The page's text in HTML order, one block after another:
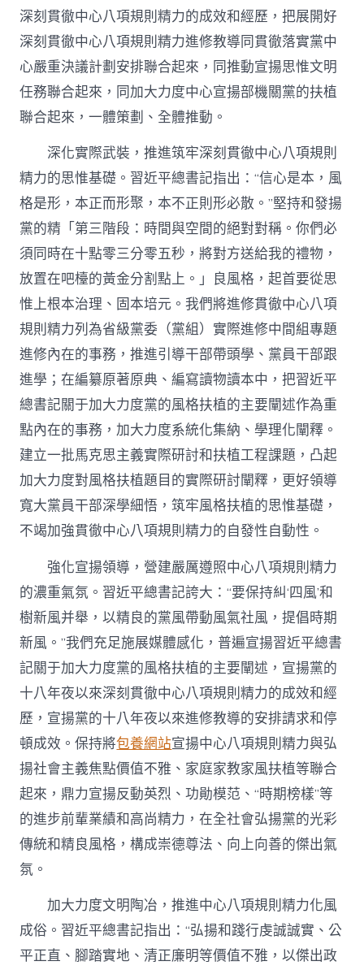
深刻貫徹中心八項規則精力的成效和經歷，把展開好
深刻貫徹中心八項規則精力進修教導同貫徹落實黨中
心嚴重決議計劃安排聯合起來，同推動宣揚思惟文明
任務聯合起來，同加大力度中心宣揚部機關黨的扶植
聯合起來，一體策劃、全體推動。
深化實際武裝，推進筑牢深刻貫徹中心八項規則
精力的思惟基礎。習近平總書記指出：“信心是本，風
格是形，本正而形聚，本不正則形必散。”堅持和發揚
黨的精「第三階段：時間與空間的絕對對稱。你們必
須同時在十點零三分零五秒，將對方送給我的禮物，
放置在吧檯的黃金分割點上。」良風格，起首要從思
惟上根本治理、固本培元。我們將進修貫徹中心八項
規則精力列為省級黨委（黨組）實際進修中間組專題
進修內在的事務，推進引導干部帶頭學、黨員干部跟
進學；在編纂原著原典、編寫讀物讀本中，把習近平
總書記關于加大力度黨的風格扶植的主要闡述作為重
點內在的事務，加大力度系統化集納、學理化闡釋。
建立一批馬克思主義實際研討和扶植工程課題，凸起
加大力度對風格扶植題目的實際研討闡釋，更好領導
寬大黨員干部深學細悟，筑牢風格扶植的思惟基礎，
不竭加強貫徹中心八項規則精力的自發性自動性。
強化宣揚領導，營建嚴厲遵照中心八項規則精力
的濃重氣氛。習近平總書記誇大：“要保持糾‘四風’和
樹新風并舉，以精良的黨風帶動風氣社風，提倡時期
新風。”我們充足施展媒體感化，普遍宣揚習近平總書
記關于加大力度黨的風格扶植的主要闡述，宣揚黨的
十八年夜以來深刻貫徹中心八項規則精力的成效和經
歷，宣揚黨的十八年夜以來進修教導的安排請求和停
頓成效。保持將包養網站宣揚中心八項規則精力與弘
揚社會主義焦點價值不雅、家庭家教家風扶植等聯合
起來，鼎力宣揚反動英烈、功勛模范、“時期榜樣”等
的進步前輩業績和高尚精力，在全社會弘揚黨的光彩
傳統和精良風格，構成崇德尊法、向上向善的傑出氣
氛。
加大力度文明陶冶，推進中心八項規則精力化風
成俗。習近平總書記指出：“弘揚和踐行虔誠誠實、公
平正直、腳踏實地、清正廉明等價值不雅，以傑出政